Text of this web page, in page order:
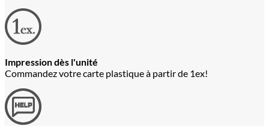
Impression dès l'unité
Commandez votre carte plastique à partir de 1ex!